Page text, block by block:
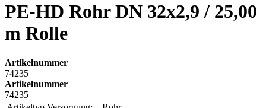
PE-HD Rohr DN 32x2,9 / 25,00
m Rolle
Artikelnummer
74235
Artikelnummer
74235